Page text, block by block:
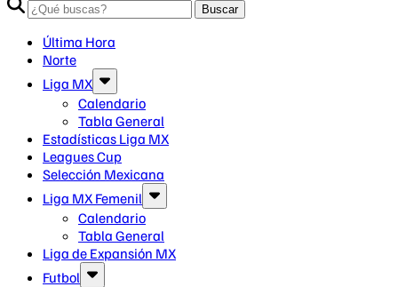
Buscar
Última Hora
Norte
Liga MX
Calendario
Tabla General
Estadísticas Liga MX
Leagues Cup
Selección Mexicana
Liga MX Femenil
Calendario
Tabla General
Liga de Expansión MX
Futbol